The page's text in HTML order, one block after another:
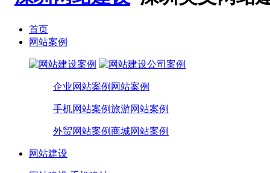
首页
网站案例
企业网站案例 网站案例
手机网站案例旅游网站案例
外贸网站案例商城网站案例
网站建设